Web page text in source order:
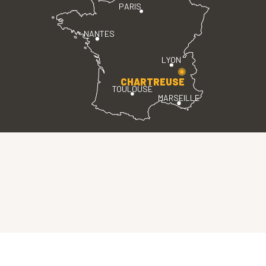
PARIS
LYON
TOULOUSE
MARSEILLE
NANTES
CHARTREUSE